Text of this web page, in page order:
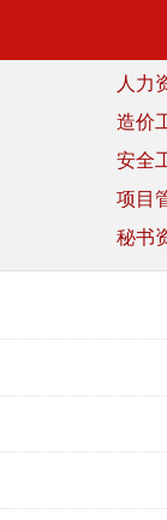
人力
造价
安全
项目
秘书